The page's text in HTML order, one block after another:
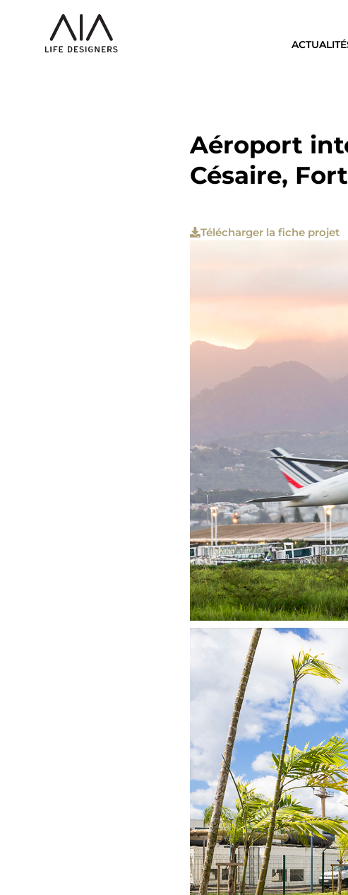
Aéroport
Césaire,
Télécharger la fiche projet